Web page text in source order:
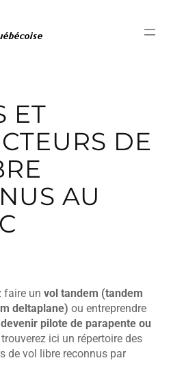
ET
DE
AU
faire un vol tandem (tandem
deltaplane) ou entreprendre
pilote de parapente ou
ici un répertoire des
de vol libre reconnus par